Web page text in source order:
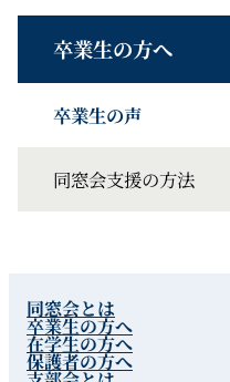
卒業生の方へ
卒業生の声
同窓会支援の方法
同窓会とは
卒業生の方へ
在学生の方へ
保護者の方へ